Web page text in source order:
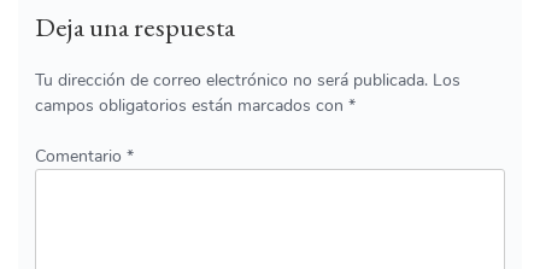
Deja una respuesta
Tu dirección de correo electrónico no será publicada. Los
campos obligatorios están marcados con *
Comentario *